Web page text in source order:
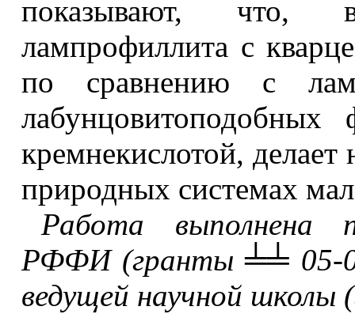
показывают, что,
лампрофиллита с
по сравнению с
кремнекислотой,
природных системах
Работа выполнена
РФФИ (гранты ╧╧ 05-
ведущей научной